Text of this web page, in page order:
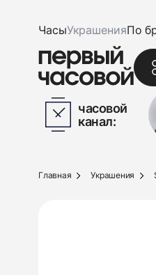
ЧасыУкрашенияПо
часовой
канал:
Главная Украшения